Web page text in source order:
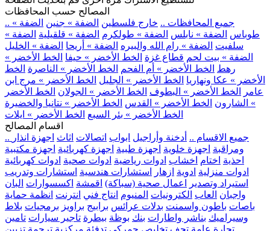
المصالح حسب المحافظات
.. جميع المحافظات .. خارج فلسطين الضفة » جنين الضفة »
طوباس الضفة » نابلس الضفة » طولكرم الضفة » قلقيلية الضفة »
سلفيت الضفة » رام الله والبيره الضفة » أريحا الضفة » الخليل
الضفة » بيت لحم قطاع غزة الخط الأخضر » حيفا الخط الأخضر »
رهط الخط الأخضر » أم الفحم الخط الأخضر » الناصرة الخط
الأخضر » عكا ونهاريا الخط الأخضر » الجليل الخط الأخضر » مرج ابن
عامر
الخط الأخضر » البطوف الخط الأخضر » الجولان الخط الأخضر
» الشارون الخط الأخضر » القدس الخط الأخضر » نتانيا والخضيرة
الخط الأخضر » بئر السبع الخط الأخضر » ايلات
اقسام المصالح
.. جميع الاقسام .. أدخنة وأراجيل ابواب اتصالات اثاث اجهزة انذار
ومراقبة اجهزة خلوية اجهزة طبية اجهزة كهربائية اجهزة مكتبية
احذية اختام اخشاب ادوات رياضية ادوات صحية ادوات كهربائية
ادوات منزلية ادوية ازهار استشارات هندسية استشارات وتدريب
استيراد وتصدير
اعمال صحية (سباكة) اقمشة اكسسوارات البان
واجبان العاب الكترونيات المنيوم انتاج فني انترنت انظمة حماية
باصات باطون واسمنت بدلات عرائس برابيج براويز برمجيات بلاط
وسيراميك بناشر واطارات بنك بوظة بيطرة تاجير سيارات تامين
تجارة عامة تحف تخليص جمركي تدفئة مركزية ترجمة تزيين